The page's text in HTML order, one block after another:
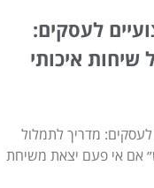
לעסקים:
שיחות איכותי
מדריך לתמלול
אם אי פעם יצאת משיחת